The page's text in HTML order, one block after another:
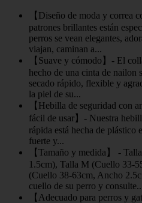
【Diseño de moda y correa
patrones brillantes están
perros se vean elegantes,
viajan, caminan a...
【Suave y cómodo】- El
hecho de una cinta de nailon
secado rápido, flexible y
la piel de su...
【Hebilla de seguridad con
fácil de usar】- Nuestra
rápida está hecha de
fuerte y...
【Tamaño y medida】 -
1.5cm), Talla M (Cuello 33-
(Cuello 38-63cm, Ancho
cuello de su perro y
【Adecuado para perros y